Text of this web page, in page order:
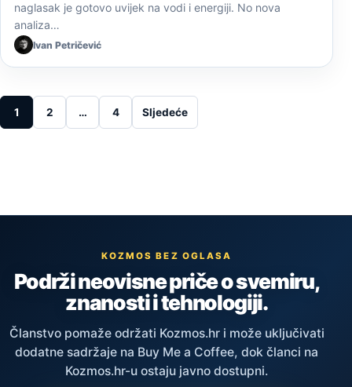
naglasak je gotovo uvijek na vodi i energiji. No nova
analiza…
Ivan Petričević
Posts pagination
1 2 … 4 Sljedeće
KOZMOS BEZ OGLASA
Podrži neovisne priče o svemiru,
znanosti i tehnologiji.
Članstvo pomaže održati Kozmos.hr i može uključivati
dodatne sadržaje na Buy Me a Coffee, dok članci na
Kozmos.hr-u ostaju javno dostupni.